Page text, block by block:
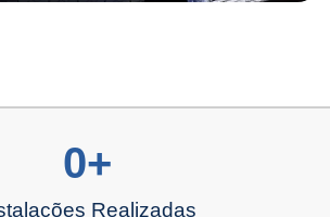
Realizadas
0+